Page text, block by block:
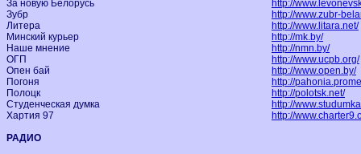
За новую Белорусь
http://
Зубр
http://www.zubr-
Литера
http://www.litara.net/
Минский курьер
http://mk.by/
Наше мнение
http://nmn.by/
ОГП
http://www.ucpb.org/
Опен бай
http://www.open.by/
Погоня
http://
Полоцк
http://polotsk.net/
Студенческая думка
http://
Хартия 97
http://
РАДИО